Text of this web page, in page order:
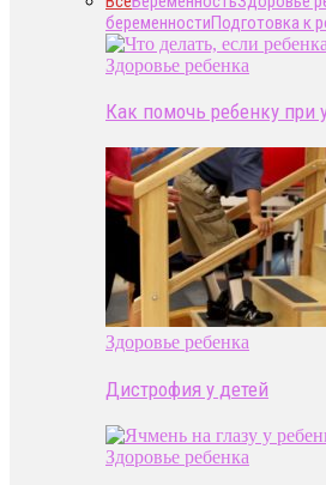
беременностиПодготовка к
Здоровье ребенка
Как помочь ребенку при
Здоровье ребенка
Дистрофия у детей
Здоровье ребенка